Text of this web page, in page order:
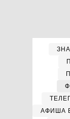
АФИША